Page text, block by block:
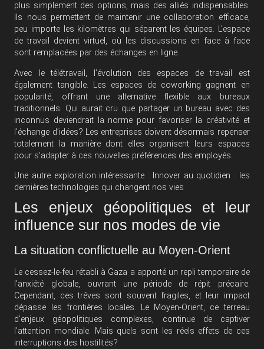
plus simplement des options, mais des alliés indispensables.
Ils nous permettent de maintenir une collaboration efficace,
peu importe les kilomètres qui séparent les équipes. L’espace
de travail devient virtuel, où les discussions en face à face
sont remplacées par des échanges en ligne.
Avec le télétravail, l’évolution des espaces de travail est
également tangible. Les espaces de coworking gagnent en
popularité, offrant une alternative flexible aux bureaux
traditionnels. Qui aurait cru que partager un bureau avec des
inconnus deviendrait la norme pour favoriser la créativité et
l’échange d’idées? Les entreprises doivent désormais repenser
totalement la manière dont elles organisent leurs espaces
pour s’adapter à ces nouvelles préférences des employés.
Une autre exploration intéressante : Innover au quotidien : les
dernières technologies qui changent nos vies
Les enjeux géopolitiques et leur
influence sur nos modes de vie
La situation conflictuelle au Moyen-Orient
Le cessez-le-feu rétabli à Gaza a apporté un repli temporaire de
l’anxiété globale, ouvrant une période de répit précaire.
Cependant, ces trêves sont souvent fragiles, et leur impact
dépasse les frontières locales. Le Moyen-Orient, ce terreau
d’enjeux géopolitiques complexes, continue de captiver
l’attention mondiale. Mais quels sont les réels effets de ces
interruptions des hostilités?